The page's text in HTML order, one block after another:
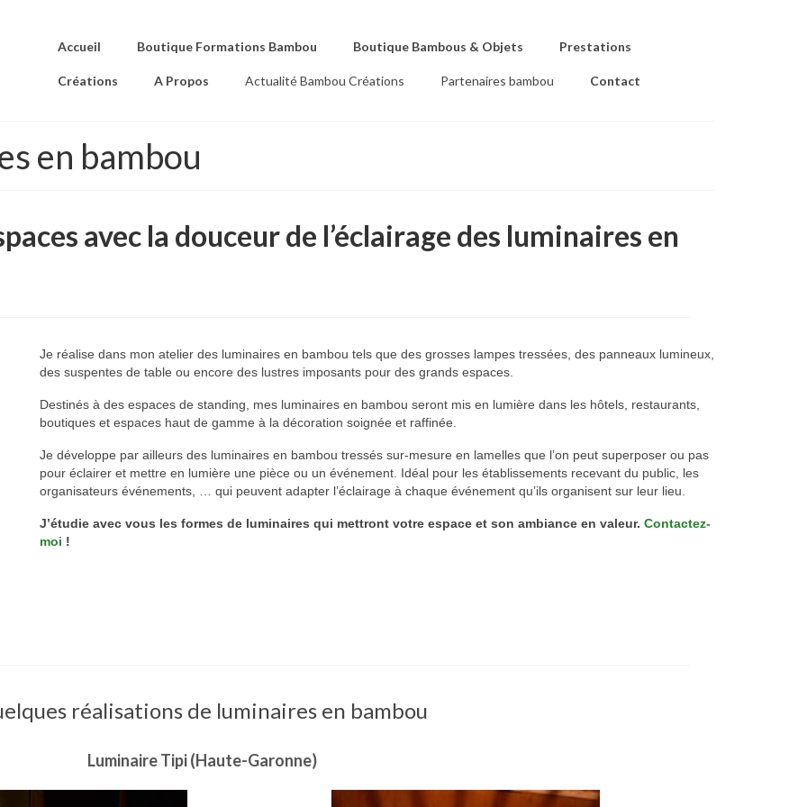
Accueil Boutique Formations Bambou Boutique Bambous & Objets Prestations
Créations A Propos Actualité Bambou Créations Partenaires bambou Contact
en bambou
avec la douceur de l’éclairage des luminaires en
Je réalise dans mon atelier des luminaires en bambou tels que des grosses lampes tressées, des panneaux lumineux,
des suspentes de table ou encore des lustres imposants pour des grands espaces.
Destinés à des espaces de standing, mes luminaires en bambou seront mis en lumière dans les hôtels, restaurants,
boutiques et espaces haut de gamme à la décoration soignée et raffinée.
Je développe par ailleurs des luminaires en bambou tressés sur-mesure en lamelles que l’on peut superposer ou pas
pour éclairer et mettre en lumière une pièce ou un événement. Idéal pour les établissements recevant du public, les
organisateurs événements, … qui peuvent adapter l’éclairage à chaque événement qu’ils organisent sur leur lieu.
J’étudie avec vous les formes de luminaires qui mettront votre espace et son ambiance en valeur. Contactez-
moi !
réalisations de luminaires en bambou
Luminaire Tipi (Haute-Garonne)